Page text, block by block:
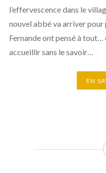
l’effervescence dans le
nouvel abbé va arriver
Fernande ont pensé à
accueillir sans le savoir…
EN